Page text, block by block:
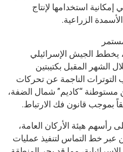
إمكانية استخدامها لإنتاج
الزراعية.
الجيش الإسرائيلي
الشهر المقبل بكتيبتين
التوترات الناجمة عن تحركات
مستوطنة “كاديم” شمال الضفة،
بموجب قانون فك الارتباط.
هيئة الأركان العامة،
خط التماس لتنفيذ عمليات